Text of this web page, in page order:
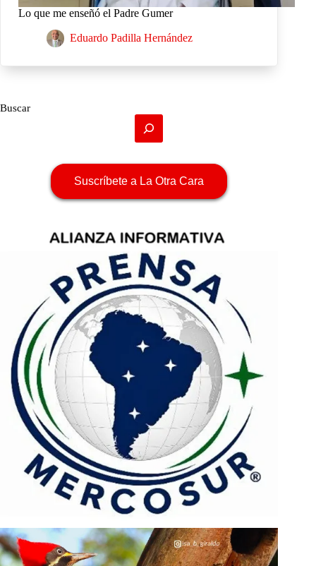
Lo que me enseñó el Padre Gumer
Eduardo Padilla Hernández
Buscar
Suscríbete a La Otra Cara